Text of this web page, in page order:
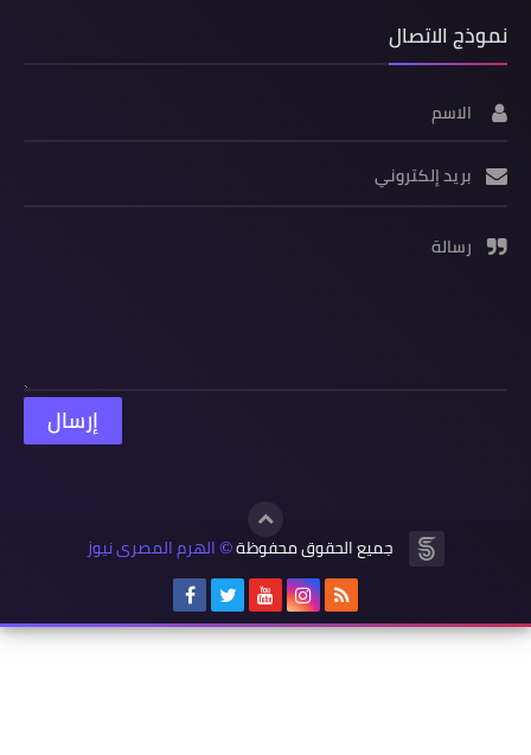
نموذج الاتصال
الاسم
بريد إلكتروني
رسالة
جميع الحقوق محفوظة© الهرم المصرى نيوز